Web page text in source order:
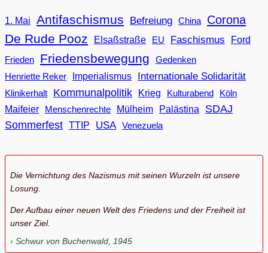
1. Mai Antifaschismus Befreiung China Corona
De Rude Pooz Elsaßstraße EU Faschismus
Ford
Frieden
Friedensbewegung
Gedenken
Henriette Reker
Imperialismus Internationale Solidarität
Klinikerhalt Kommunalpolitik Krieg Kulturabend
Köln
Maifeier
Menschenrechte Mülheim Palästina
SDAJ
Sommerfest TTIP USA Venezuela
Die Vernichtung des Nazismus mit seinen Wurzeln ist unsere
Losung.
Der Aufbau einer neuen Welt des Friedens und der Freiheit ist
unser Ziel.
Schwur von Buchenwald, 1945